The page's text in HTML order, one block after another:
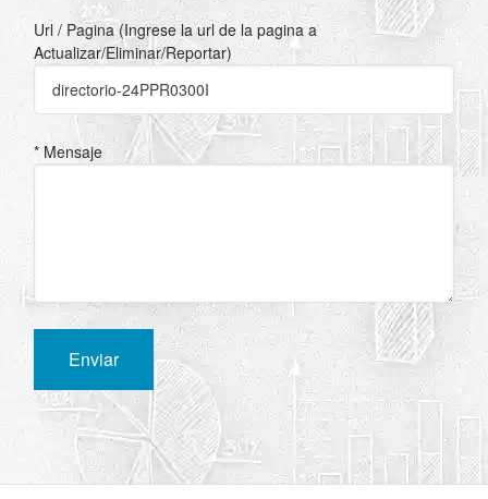
Url / Pagina (Ingrese la url de la pagina a
Actualizar/Eliminar/Reportar)
* Mensaje
Enviar